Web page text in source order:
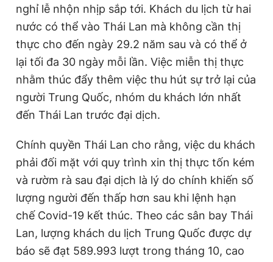
nghỉ lễ nhộn nhịp sắp tới. Khách du lịch từ hai
nước có thể vào Thái Lan mà không cần thị
thực cho đến ngày 29.2 năm sau và có thể ở
lại tối đa 30 ngày mỗi lần. Việc miễn thị thực
nhằm thúc đẩy thêm việc thu hút sự trở lại của
người Trung Quốc, nhóm du khách lớn nhất
đến Thái Lan trước đại dịch.
Chính quyền Thái Lan cho rằng, việc du khách
phải đối mặt với quy trình xin thị thực tốn kém
và rườm rà sau đại dịch là lý do chính khiến số
lượng người đến thấp hơn sau khi lệnh hạn
chế Covid-19 kết thúc. Theo các sân bay Thái
Lan, lượng khách du lịch Trung Quốc được dự
báo sẽ đạt 589.993 lượt trong tháng 10, cao